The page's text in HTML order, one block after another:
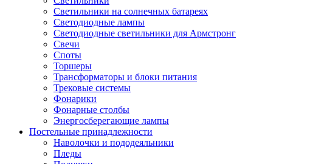
Светильники на солнечных батареях
Светодиодные лампы
Светодиодные светильники для Армстронг
Свечи
Споты
Торшеры
Трансформаторы и блоки питания
Трековые системы
Фонарики
Фонарные столбы
Энергосберегающие лампы
Постельные принадлежности
Наволочки и пододеяльники
Пледы